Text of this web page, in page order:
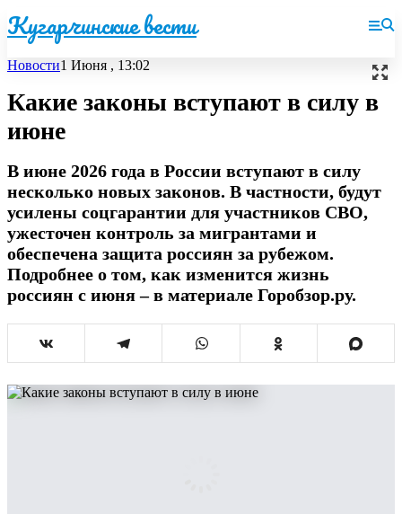
Кугарчинские вести
Новости1 Июня , 13:02
Какие законы вступают в силу в
июне
В июне 2026 года в России вступают в силу
несколько новых законов. В частности, будут
усилены соцгарантии для участников СВО,
ужесточен контроль за мигрантами и
обеспечена защита россиян за рубежом.
Подробнее о том, как изменится жизнь
россиян с июня – в материале Горобзор.ру.